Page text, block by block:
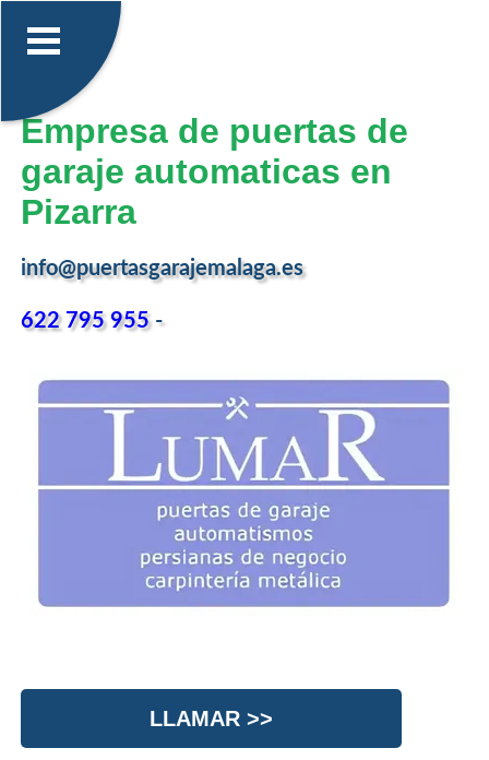
Empresa de puertas de
garaje automaticas en
Pizarra
info@puertasgarajemalaga.es
622 795 955-
LLAMAR >>